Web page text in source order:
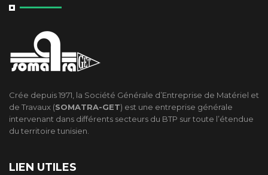
Crée depuis 1971, la Société Générale d’Entreprise de Matériel et
de Travaux (SOMATRA-GET) est une entreprise générale
intervenant dans différents secteurs du BTP sur toute l’étendue
du territoire tunisien.
LIEN UTILES